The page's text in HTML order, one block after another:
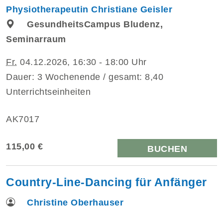
Physiotherapeutin Christiane Geisler
GesundheitsCampus Bludenz,
Seminarraum
Fr. 04.12.2026, 16:30 - 18:00 Uhr
Dauer: 3 Wochenende / gesamt: 8,40
Unterrichtseinheiten
AK7017
115,00 € BUCHEN
Country-Line-Dancing für Anfänger
Christine Oberhauser